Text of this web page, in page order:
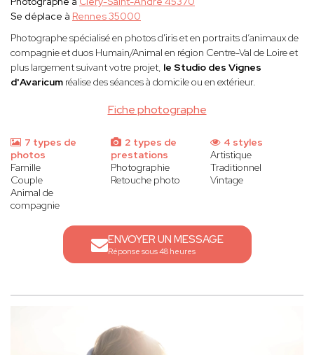
Fiche photographe
Se déplace à Rennes 35000
Photographe spécialisé en photos d'iris et en portraits d’animaux de
compagnie et duos Humain/Animal en région Centre-Val de Loire et
plus largement suivant votre projet, le Studio des Vignes
d'Avaricum réalise des séances à domicile ou en extérieur.
7 types de
photos
Famille
Couple
Animal de
compagnie
2 types de
prestations
Photographie
Retouche photo
4 styles
Artistique
Traditionnel
Vintage
ENVOYER UN MESSAGE
Réponse sous 48 heures